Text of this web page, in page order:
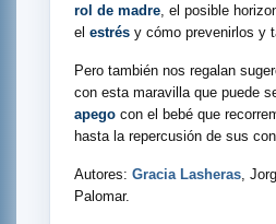
rol de madre , el posible
el estrés y cómo prevenirlos y
Pero también nos regalan
con esta maravilla que puede
apego con el bebé que
hasta la repercusión de sus
Autores: Gracia Lasheras ,
Palomar.